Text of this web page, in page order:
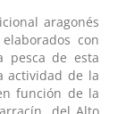
aragonés
con
pesca de esta
actividad de la
función de la